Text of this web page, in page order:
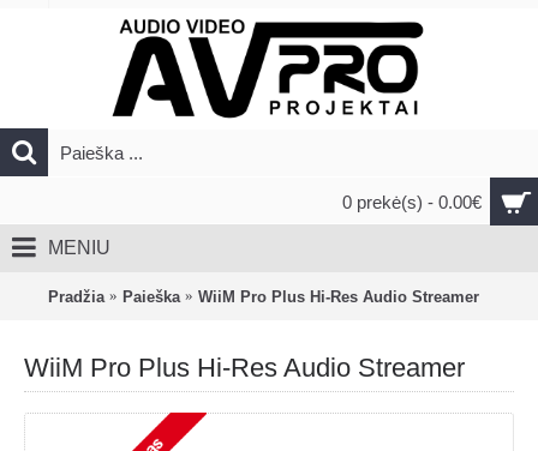
0 prekė(s) - 0.00€
MENIU
Pradžia Paieška WiiM Pro Plus Hi-Res Audio Streamer
WiiM Pro Plus Hi-Res Audio Streamer